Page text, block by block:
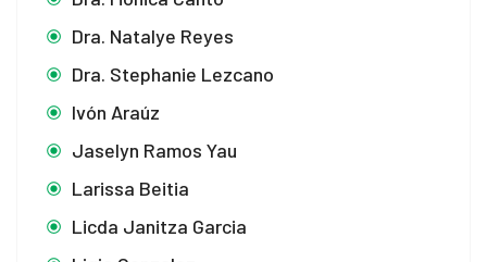
Dra. Natalye Reyes
Dra. Stephanie Lezcano
Ivón Araúz
Jaselyn Ramos Yau
Larissa Beitia
Licda Janitza Garcia